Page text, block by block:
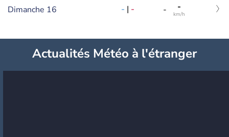
Dimanche 16 - | - - -
km/h
Actualités Météo à l'étranger